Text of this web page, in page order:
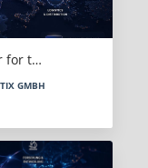
for t…
GMBH